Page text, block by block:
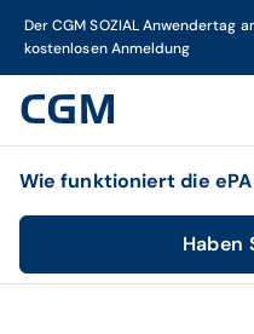
Der CGM SOZIAL Anwendertag
kostenlosen Anmeldung
Wie funktioniert die
Haben